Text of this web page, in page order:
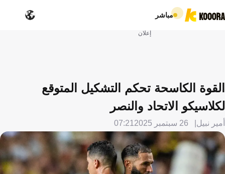
مباشر
إعلان
القوة الكاسحة تحكم التشكيل المتوقع
لكلاسيكو الاتحاد والنصر
أمير نبيل 26 سبتمبر 2025 07:21